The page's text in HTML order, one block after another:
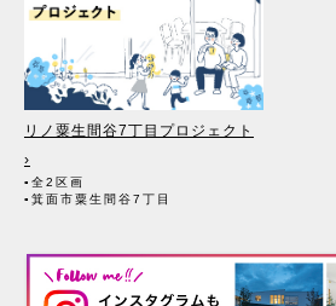
リノ粟生間谷7丁目プロジェクト
›
▪全2区画
▪箕面市粟生間谷7丁目